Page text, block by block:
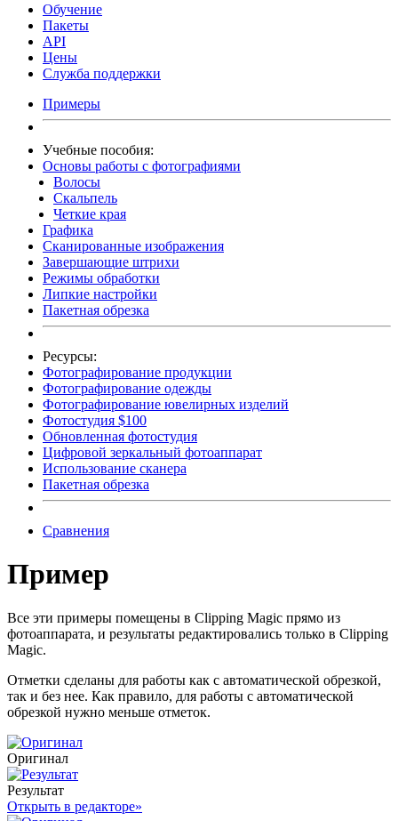
Обучение
Пакеты
API
Цены
Служба поддержки
Примеры
Учебные пособия:
Основы работы с фотографиями
Волосы
Скальпель
Четкие края
Графика
Сканированные изображения
Завершающие штрихи
Режимы обработки
Липкие настройки
Пакетная обрезка
Ресурсы:
Фотографирование продукции
Фотографирование одежды
Фотографирование ювелирных изделий
Фотостудия $100
Обновленная фотостудия
Цифровой зеркальный фотоаппарат
Использование сканера
Пакетная обрезка
Сравнения
Пример
Все эти примеры помещены в Clipping Magic прямо из
фотоаппарата, и результаты редактировались только в Clipping
Magic.
Отметки сделаны для работы как с автоматической обрезкой,
так и без нее. Как правило, для работы с автоматической
обрезкой нужно меньше отметок.
Оригинал
Результат
Открыть в редакторе»